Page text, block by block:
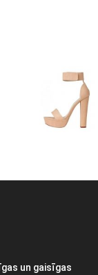
un gaisīgas